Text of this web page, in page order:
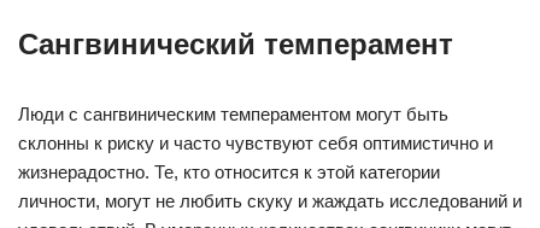
Сангвинический темперамент
Люди с сангвиническим темпераментом могут быть
склонны к риску и часто чувствуют себя оптимистично и
жизнерадостно. Те, кто относится к этой категории
личности, могут не любить скуку и жаждать исследований и